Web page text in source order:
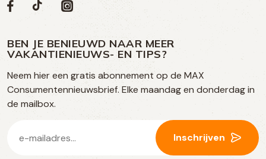
Volg
op
social
media
Social
Volg
op
Facebook
Volg
op
TikTok
Volg
op
Instagram
BEN JE BENIEUWD NAAR MEER
VAKANTIENIEUWS- EN TIPS?
Neem hier een gratis abonnement op de MAX
Consumentennieuwsbrief. Elke maandag en donderdag in
de mailbox.
mailadres
Inschrijven